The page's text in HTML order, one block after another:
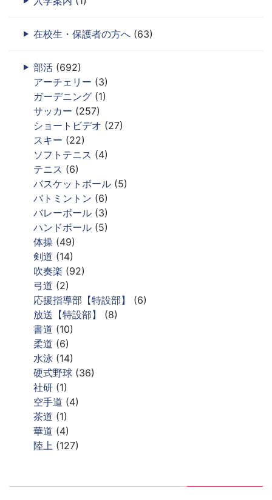
在校生・保護者の方へ (63)
部活 (692)
アーチェリー (3)
ガーデニング (1)
サッカー (257)
ショートビデオ (27)
スキー (22)
ソフトテニス (4)
テニス (6)
バスケットボール (5)
バトミントン (6)
バレーボール (3)
ハンドボール (5)
体操 (49)
剣道 (14)
吹奏楽 (92)
弓道 (2)
応援指導部【特設部】
(6)
放送【特設部】
(8)
書道 (10)
柔道 (6)
水泳 (14)
硬式野球 (36)
社研 (1)
空手道 (4)
茶道 (1)
華道 (4)
陸上 (127)